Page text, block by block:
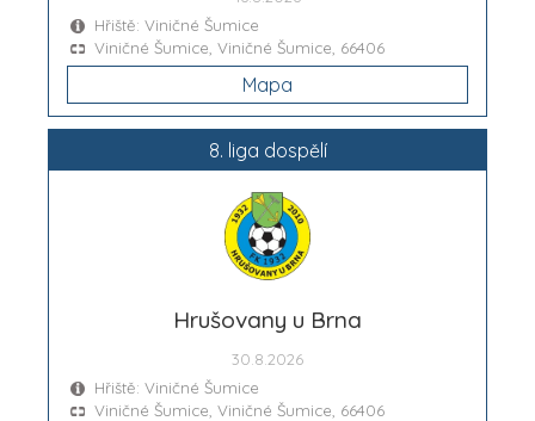
Hřiště: Viničné Šumice
Viničné Šumice, Viničné Šumice, 66406
Mapa
8. liga dospělí
Hrušovany u Brna
30.8.2026
Hřiště: Viničné Šumice
Viničné Šumice, Viničné Šumice, 66406